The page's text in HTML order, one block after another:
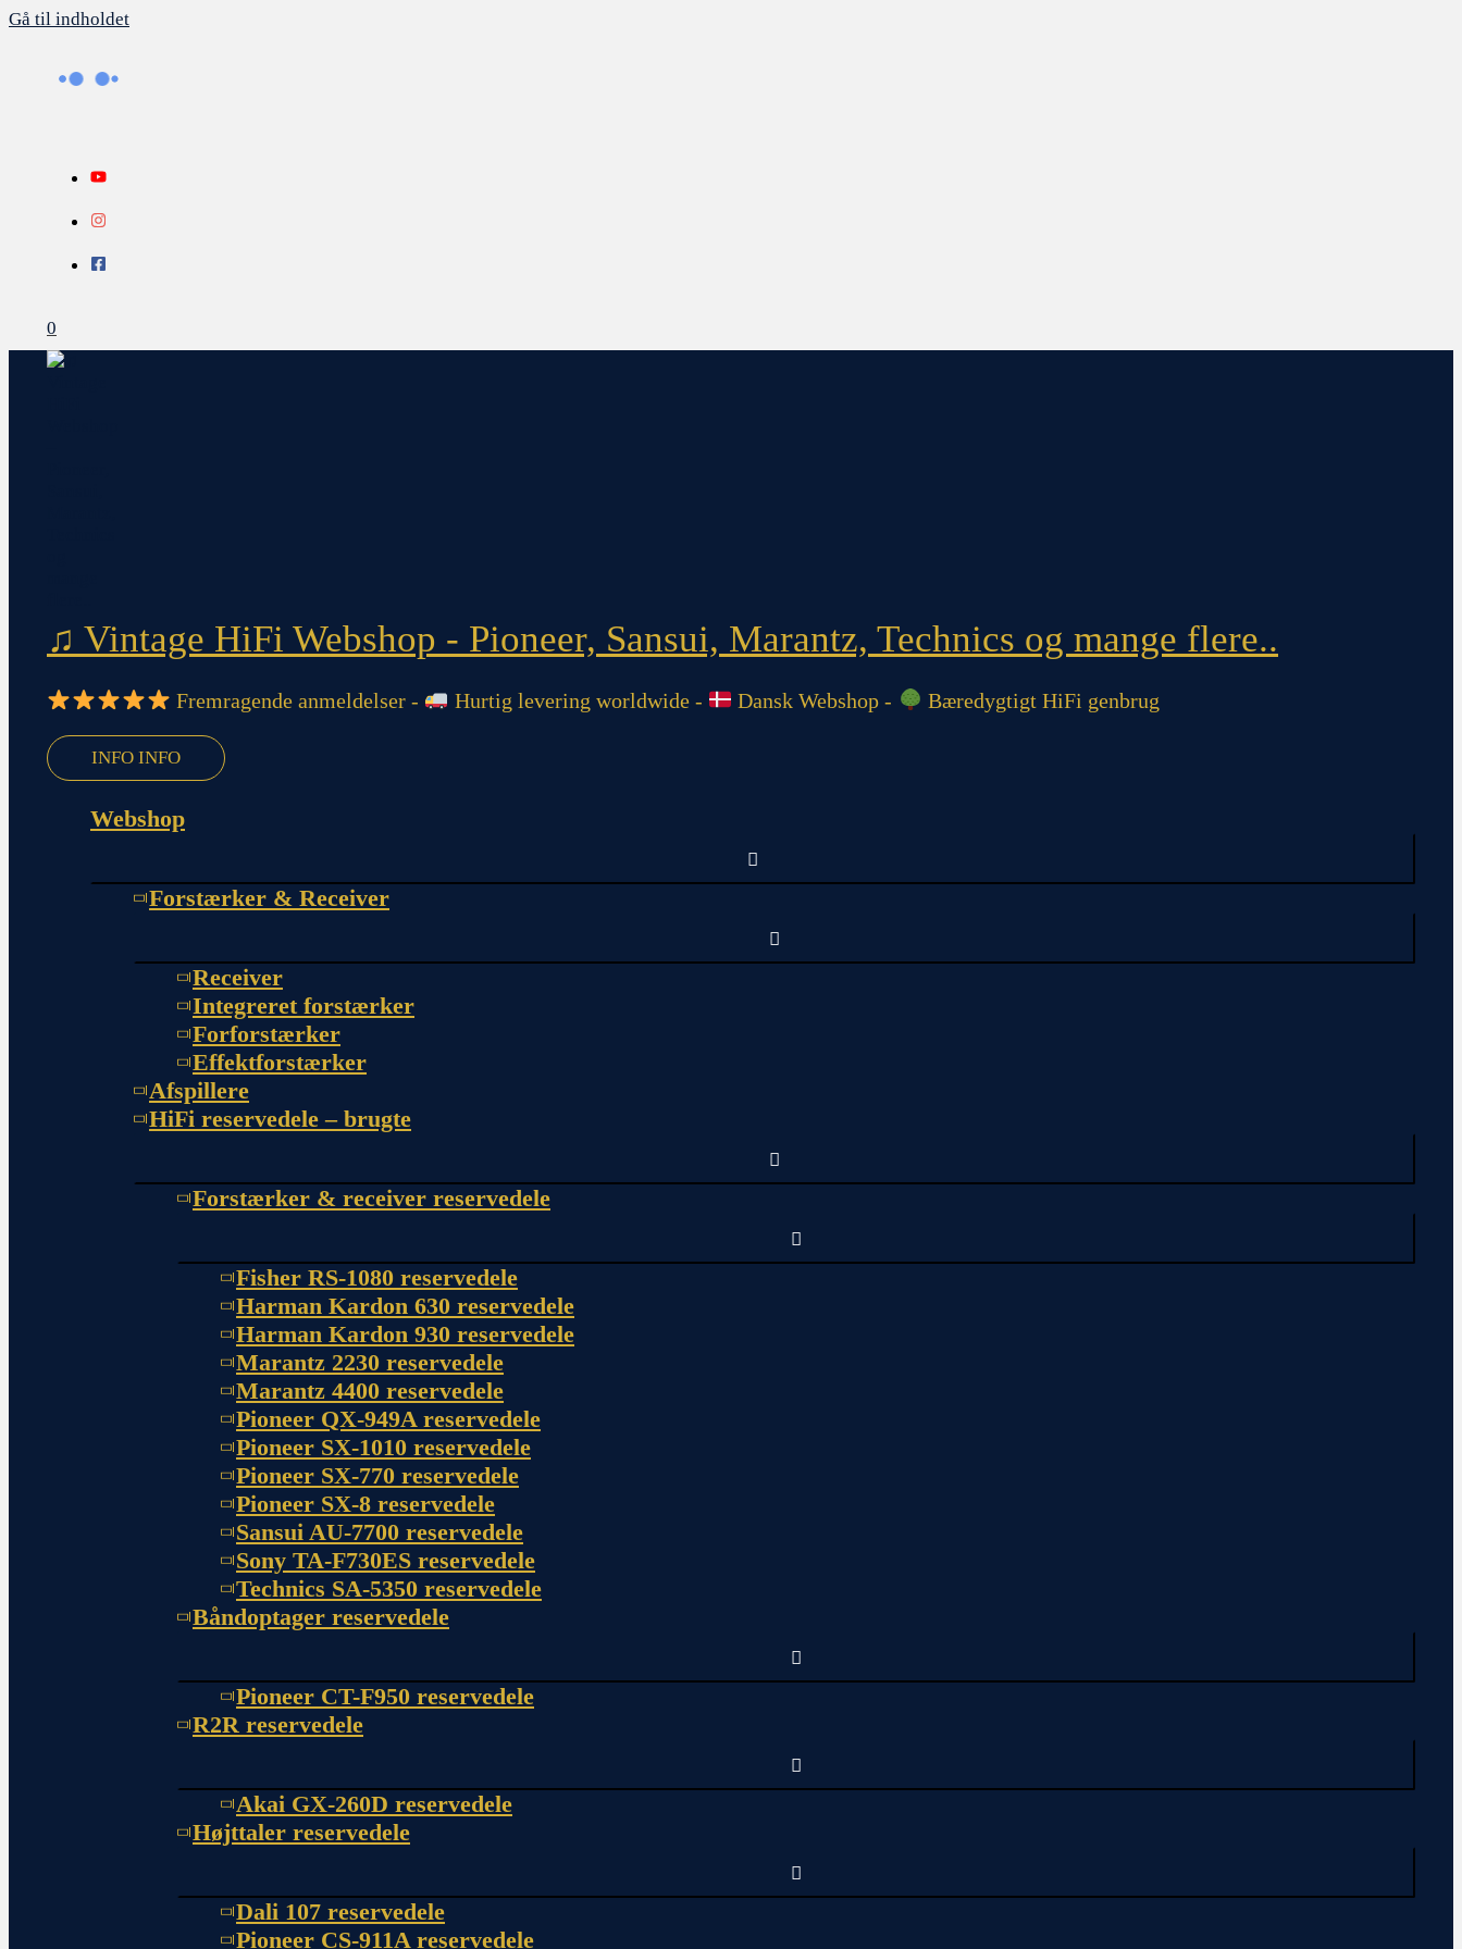
Gå til indholdet
0
♫ Vintage HiFi Webshop - Pioneer, Sansui, Marantz, Technics og mange flere..
Fremragende anmeldelser - Hurtig levering worldwide - Dansk Webshop - Bæredygtigt HiFi genbrug
INFO INFO
Webshop
Forstærker & Receiver
Receiver
Integreret forstærker
Forforstærker
Effektforstærker
Afspillere
HiFi reservedele – brugte
Forstærker & receiver reservedele
Fisher RS-1080 reservedele
Harman Kardon 630 reservedele
Harman Kardon 930 reservedele
Marantz 2230 reservedele
Marantz 4400 reservedele
Pioneer QX-949A reservedele
Pioneer SX-1010 reservedele
Pioneer SX-770 reservedele
Pioneer SX-8 reservedele
Sansui AU-7700 reservedele
Sony TA-F730ES reservedele
Technics SA-5350 reservedele
Båndoptager reservedele
Pioneer CT-F950 reservedele
R2R reservedele
Akai GX-260D reservedele
Højttaler reservedele
Dali 107 reservedele
Pioneer CS-911A reservedele